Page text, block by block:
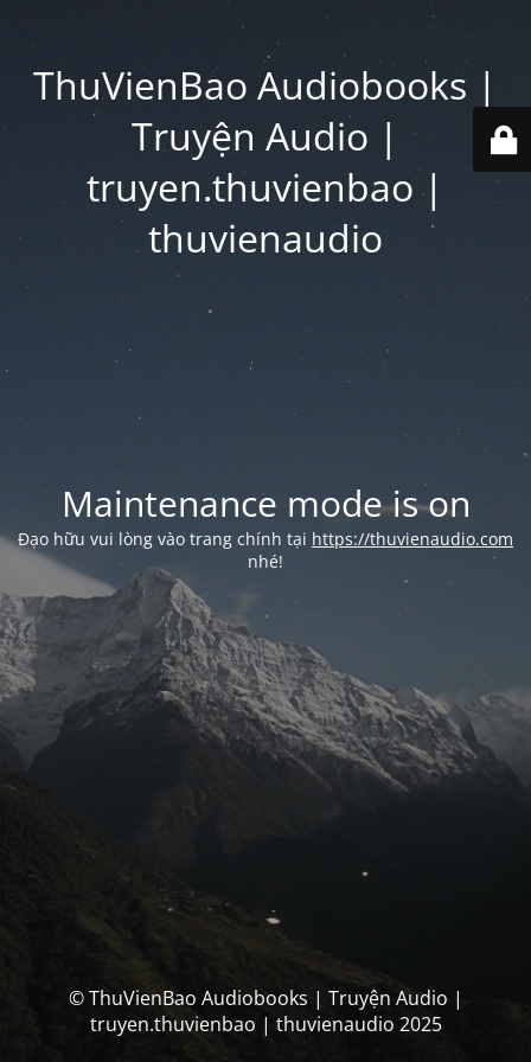
ThuVienBao Audiobooks |
Truyện Audio |
truyen.thuvienbao |
thuvienaudio
Maintenance mode is on
Đạo hữu vui lòng vào trang chính tại https://thuvienaudio.com
nhé!
© ThuVienBao Audiobooks | Truyện Audio |
truyen.thuvienbao | thuvienaudio 2025